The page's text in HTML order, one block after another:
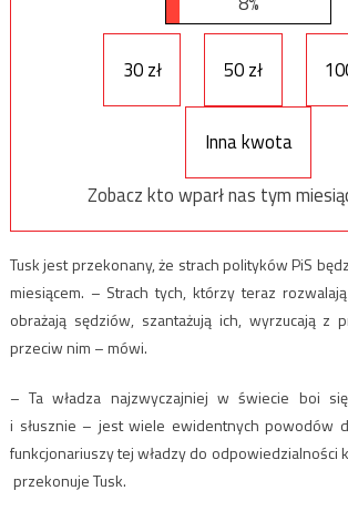
30 zł 50 zł
Inna kwota
Zobacz kto wparł nas tym
Tusk jest przekonany, że strach polityków PiS
miesiącem. – Strach tych, którzy teraz
obrażają sędziów, szantażują ich, wyrzucają z
przeciw nim – mówi.
– Ta władza najzwyczajniej w świecie boi
i słusznie – jest wiele ewidentnych powodów
funkcjonariuszy tej władzy do odpowiedzialności
przekonuje Tusk.